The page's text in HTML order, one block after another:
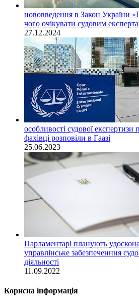
нововведення в Закон України
чого очікувати судовим
27.12.2024
особливості судової експертизи
фахівці розповіли в Гаазі
25.06.2023
Парламентарі планують
управлінське забезпеченння
діяльності
11.09.2022
Корисна інформація